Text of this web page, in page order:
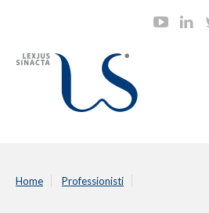
Home Professionisti